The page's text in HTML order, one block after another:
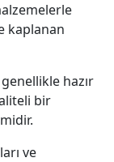
kaplanan
hazır
bir
ve